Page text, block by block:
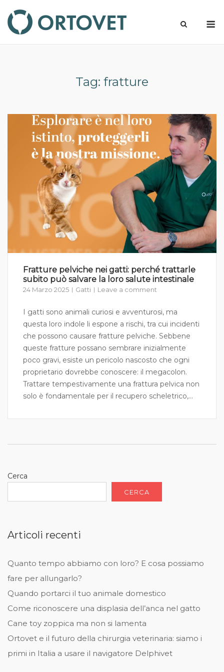
content
Tag: fratture
Fratture pelviche nei gatti: perché trattarle
subito può salvare la loro salute intestinale
24 Marzo 2025 Gatti Leave a comment
I gatti sono animali curiosi e avventurosi, ma
questa loro indole li espone a rischi, tra cui incidenti
che possono causare fratture pelviche. Sebbene
queste fratture possano sembrare inizialmente
poco gravi, esiste un pericolo nascosto che ogni
proprietario dovrebbe conoscere: il megacolon.
Trattare tempestivamente una frattura pelvica non
solo è fondamentale per il recupero scheletrico,...
Cerca
CERCA
Articoli recenti
Quanto tempo abbiamo con loro? E cosa possiamo
fare per allungarlo?
Quando portarci il tuo animale domestico
Come riconoscere una displasia dell’anca nel gatto
Cane toy zoppica ma non si lamenta
Ortovet e il futuro della chirurgia veterinaria: siamo i
primi in Italia a usare il navigatore Delphivet